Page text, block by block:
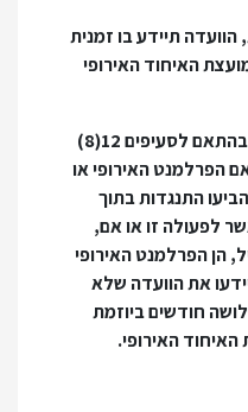
תיידע בו זמנית
האיחוד האירופי
פעולה מואצלת שתאומץ בהתאם לסעיפים 12(8)
אם הפרלמנט האירופי או
התנגדות בתוך
לפעולה זו או אם,
הן הפרלמנט האירופי
את הוועדה שלא
חודשים ביוזמת
האירופי.